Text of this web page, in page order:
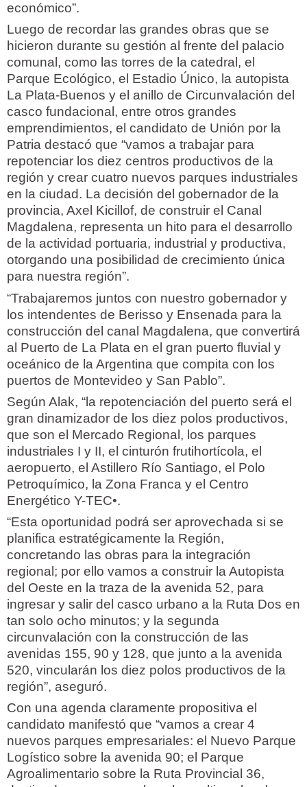
económico”.
Luego de recordar las grandes obras que se
hicieron durante su gestión al frente del palacio
comunal, como las torres de la catedral, el
Parque Ecológico, el Estadio Único, la autopista
La Plata-Buenos y el anillo de Circunvalación del
casco fundacional, entre otros grandes
emprendimientos, el candidato de Unión por la
Patria destacó que “vamos a trabajar para
repotenciar los diez centros productivos de la
región y crear cuatro nuevos parques industriales
en la ciudad. La decisión del gobernador de la
provincia, Axel Kicillof, de construir el Canal
Magdalena, representa un hito para el desarrollo
de la actividad portuaria, industrial y productiva,
otorgando una posibilidad de crecimiento única
para nuestra región”.
“Trabajaremos juntos con nuestro gobernador y
los intendentes de Berisso y Ensenada para la
construcción del canal Magdalena, que convertirá
al Puerto de La Plata en el gran puerto fluvial y
oceánico de la Argentina que compita con los
puertos de Montevideo y San Pablo”.
Según Alak, “la repotenciación del puerto será el
gran dinamizador de los diez polos productivos,
que son el Mercado Regional, los parques
industriales I y II, el cinturón frutihortícola, el
aeropuerto, el Astillero Río Santiago, el Polo
Petroquímico, la Zona Franca y el Centro
Energético Y-TEC•.
“Esta oportunidad podrá ser aprovechada si se
planifica estratégicamente la Región,
concretando las obras para la integración
regional; por ello vamos a construir la Autopista
del Oeste en la traza de la avenida 52, para
ingresar y salir del casco urbano a la Ruta Dos en
tan solo ocho minutos; y la segunda
circunvalación con la construcción de las
avenidas 155, 90 y 128, que junto a la avenida
520, vincularán los diez polos productivos de la
región”, aseguró.
Con una agenda claramente propositiva el
candidato manifestó que “vamos a crear 4
nuevos parques empresariales: el Nuevo Parque
Logístico sobre la avenida 90; el Parque
Agroalimentario sobre la Ruta Provincial 36,